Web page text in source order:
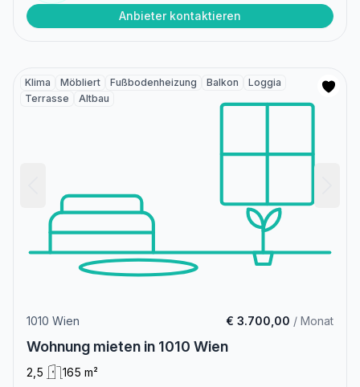
Anbieter kontaktieren
Klima Möbliert Fußbodenheizung Balkon
Loggia
Terrasse
Altbau
1010 Wien € 3.700,00 / Monat
Wohnung mieten in 1010 Wien
2,5
165 m²